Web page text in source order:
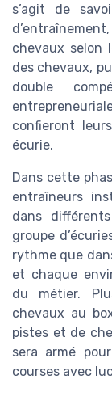
s’agit de
chevaux selon
des chevaux,
double
confieront
écurie.
Dans cette
entraîneurs
dans
groupe
rythme que
et chaque
du métier.
chevaux au
pistes et de
sera armé
courses avec